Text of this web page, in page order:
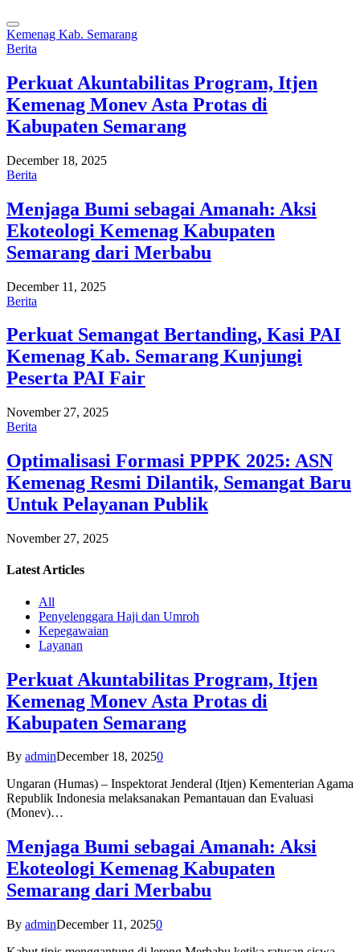
Kemenag Kab. Semarang
Berita
Perkuat Akuntabilitas Program, Itjen
Kemenag Monev Asta Protas di
Kabupaten Semarang
December 18, 2025
Berita
Menjaga Bumi sebagai Amanah: Aksi
Ekoteologi Kemenag Kabupaten
Semarang dari Merbabu
December 11, 2025
Berita
Perkuat Semangat Bertanding, Kasi PAI
Kemenag Kab. Semarang Kunjungi
Peserta PAI Fair
November 27, 2025
Berita
Optimalisasi Formasi PPPK 2025: ASN
Kemenag Resmi Dilantik, Semangat Baru
Untuk Pelayanan Publik
November 27, 2025
Latest Articles
All
Penyelenggara Haji dan Umroh
Kepegawaian
Layanan
Perkuat Akuntabilitas Program, Itjen
Kemenag Monev Asta Protas di
Kabupaten Semarang
By adminDecember 18, 20250
Ungaran (Humas) – Inspektorat Jenderal (Itjen) Kementerian Agama
Republik Indonesia melaksanakan Pemantauan dan Evaluasi
(Monev)…
Menjaga Bumi sebagai Amanah: Aksi
Ekoteologi Kemenag Kabupaten
Semarang dari Merbabu
By adminDecember 11, 20250